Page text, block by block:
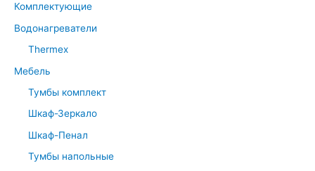
Комплектующие
Водонагреватели
Thermex
Мебель
Тумбы комплект
Шкаф-Зеркало
Шкаф-Пенал
Тумбы напольные